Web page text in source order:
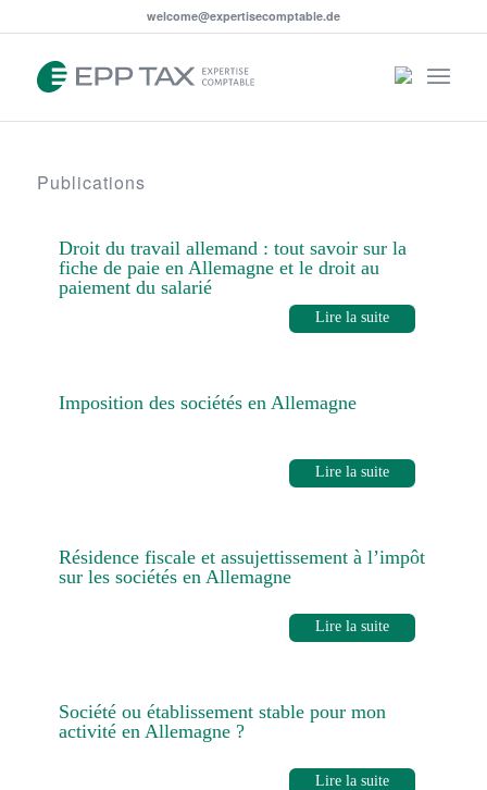
welcome@expertisecomptable.de
Publications
Droit du travail allemand : tout savoir sur la
fiche de paie en Allemagne et le droit au
paiement du salarié
Lire la suite
Imposition des sociétés en Allemagne
Lire la suite
Résidence fiscale et assujettissement à l’impôt
sur les sociétés en Allemagne
Lire la suite
Société ou établissement stable pour mon
activité en Allemagne ?
Lire la suite